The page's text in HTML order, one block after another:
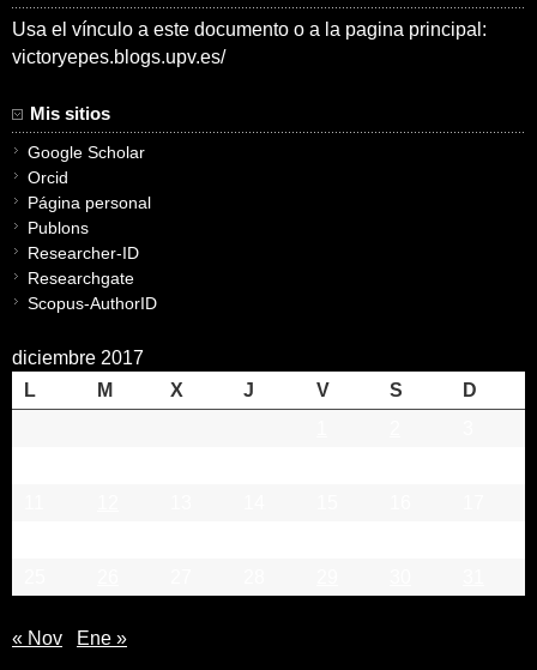
Usa el vínculo a este documento o a la pagina principal:
victoryepes.blogs.upv.es/
Mis sitios
Google Scholar
Orcid
Página personal
Publons
Researcher-ID
Researchgate
Scopus-AuthorID
diciembre 2017
L
M X J V S
D
« Nov Ene »